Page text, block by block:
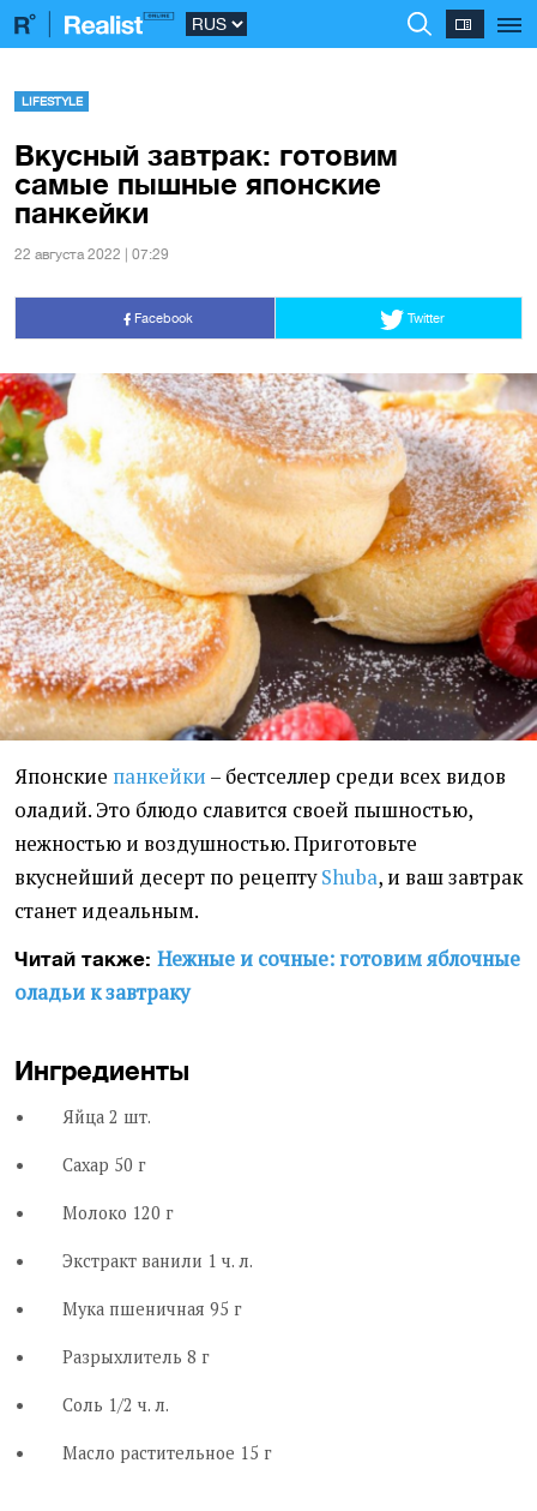
LIFESTYLE
Вкусный завтрак: готовим
самые пышные японские
панкейки
22 августа 2022 | 07:29
Facebook Twitter
Японские панкейки – бестселлер среди всех видов
оладий. Это блюдо славится своей пышностью,
нежностью и воздушностью. Приготовьте
вкуснейший десерт по рецептуShuba, и ваш завтрак
станет идеальным.
Читай также: Нежные и сочные: готовим яблочные
оладьи к завтраку
Ингредиенты
Яйца 2 шт.
Сахар 50 г
Молоко 120 г
Экстракт ванили 1 ч. л.
Мука пшеничная 95 г
Разрыхлитель 8 г
Соль 1/2 ч. л.
Масло растительное 15 г